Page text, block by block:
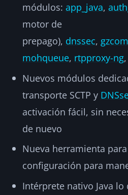
módulos: app_java,
motor de
prepago), dnssec,
mohqueue, rtpproxy-ng,
Nuevos módulos
transporte SCTP y
activación fácil, sin
de nuevo
Nueva herramienta
configuración para
Intérprete nativo Java